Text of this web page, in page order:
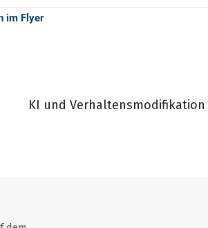
im Flyer
KI und Verhaltensmodifikation